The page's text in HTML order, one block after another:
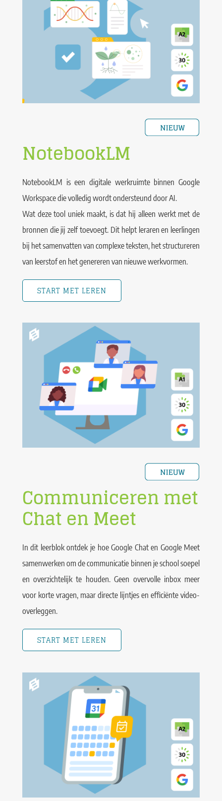
NotebookLM
NotebookLM is een digitale werkruimte binnen Google
Workspace die volledig wordt ondersteund door AI.
Wat deze tool uniek maakt, is dat hij alleen werkt met de
bronnen die jij zelf toevoegt. Dit helpt leraren en leerlingen
bij het samenvatten van complexe teksten, het structureren
van leerstof en het genereren van nieuwe werkvormen.
START MET LEREN
Communiceren met
Chat en Meet
In dit leerblok ontdek je hoe Google Chat en Google Meet
samenwerken om de communicatie binnen je school soepel
en overzichtelijk te houden. Geen overvolle inbox meer
voor korte vragen, maar directe lijntjes en efficiënte video-
overleggen.
START MET LEREN